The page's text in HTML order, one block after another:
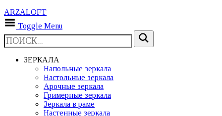
ARZALOFT
Toggle Menu
ЗЕРКАЛА
Напольные зеркала
Настольные зеркала
Арочные зеркала
Гримерные зеркала
Зеркала в раме
Настенные зеркала